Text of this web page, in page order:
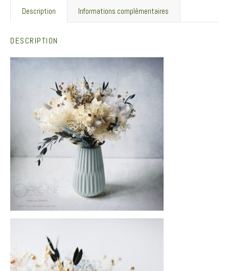
Description Informations complémentaires
DESCRIPTION